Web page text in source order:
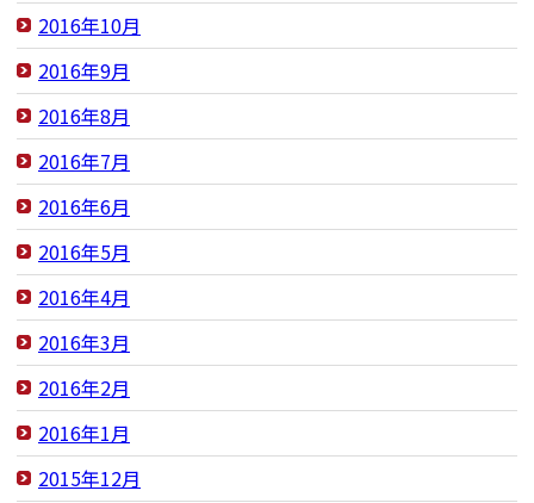
2016年10月
2016年9月
2016年8月
2016年7月
2016年6月
2016年5月
2016年4月
2016年3月
2016年2月
2016年1月
2015年12月